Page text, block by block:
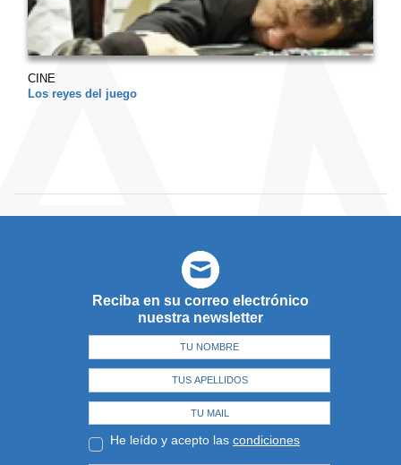
CINE
Los reyes del juego
Reciba en su correo electrónico
nuestra newsletter
He leído y acepto las condiciones